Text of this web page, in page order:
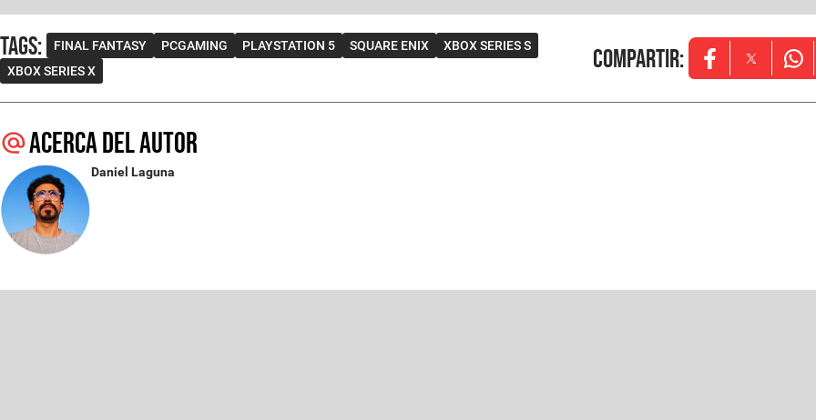
Tags: FINAL FANTASY PCGAMING PLAYSTATION 5 SQUARE ENIX
XBOX SERIES S
XBOX SERIES X
Compartir: Opens in new
Opens in
Acerca del autor
Daniel Laguna